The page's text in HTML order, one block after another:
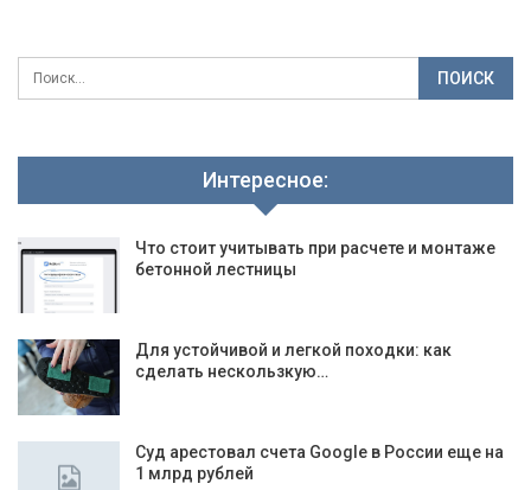
Интересное:
Что стоит учитывать при расчете и монтаже
бетонной лестницы
Для устойчивой и легкой походки: как
сделать нескользкую…
Суд арестовал счета Google в России еще на
1 млрд рублей